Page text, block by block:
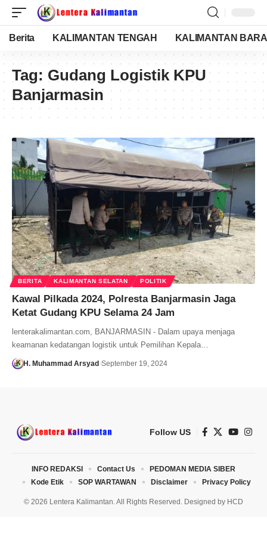
Berita KALIMANTAN TENGAH KALIMANTAN
Tag: Gudang Logistik KPU
Banjarmasin
BERITA KALIMANTAN SELATAN POLITIK
Kawal Pilkada 2024, Polresta Banjarmasin Jaga
Ketat Gudang KPU Selama 24 Jam
lenterakalimantan.com, BANJARMASIN - Dalam upaya menjaga
keamanan kedatangan logistik untuk Pemilihan Kepala…
H. Muhammad Arsyad September 19, 2024
Follow US
© 2026 Lentera Kalimantan. All Rights Reserved. Designed by HCD
INFO REDAKSI Contact Us
PEDOMAN MEDIA SIBER
Kode Etik
SOP WARTAWAN Disclaimer Privacy Policy